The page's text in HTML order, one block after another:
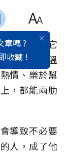
章嗎 ?
收藏 !
向能量，它
注入一股溫
情、樂於幫
，都能兩肋
導致不必要
人，成了他